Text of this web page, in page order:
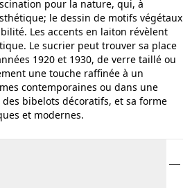
pour la nature, qui, à
le dessin de motifs végétaux
Les accents en laiton révèlent
Le sucrier peut trouver sa place
1920 et 1930, de verre taillé ou
une touche raffinée à un
contemporaines ou dans une
bibelots décoratifs, et sa forme
et modernes.